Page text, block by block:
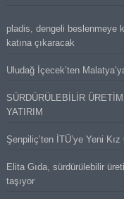
pladis, dengeli beslenmeye
katına çıkaracak
Uludağ İçecek’ten
SÜRDÜRÜLEBİLİR
YATIRIM
Şenpiliç’ten İTÜ’ye Yeni
Elita Gıda, sürdürülebilir
taşıyor